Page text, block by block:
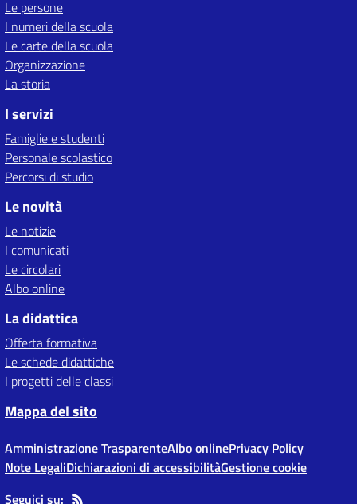
Le persone
I numeri della scuola
Le carte della scuola
Organizzazione
La storia
I servizi
Famiglie e studenti
Personale scolastico
Percorsi di studio
Le novità
Le notizie
I comunicati
Le circolari
Albo online
La didattica
Offerta formativa
Le schede didattiche
I progetti delle classi
Mappa del sito
Amministrazione TrasparenteAlbo onlinePrivacy Policy
Note LegaliDichiarazioni di accessibilitàGestione cookie
Seguici su: